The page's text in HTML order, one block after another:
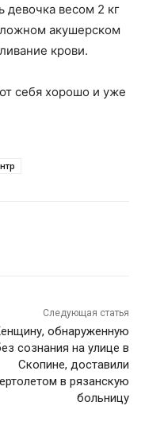
девочка весом 2 кг
акушерском
крови.
себя хорошо и уже
Следующая статья
обнаруженную
сознания на улице в
Скопине, доставили
в рязанскую
больницу